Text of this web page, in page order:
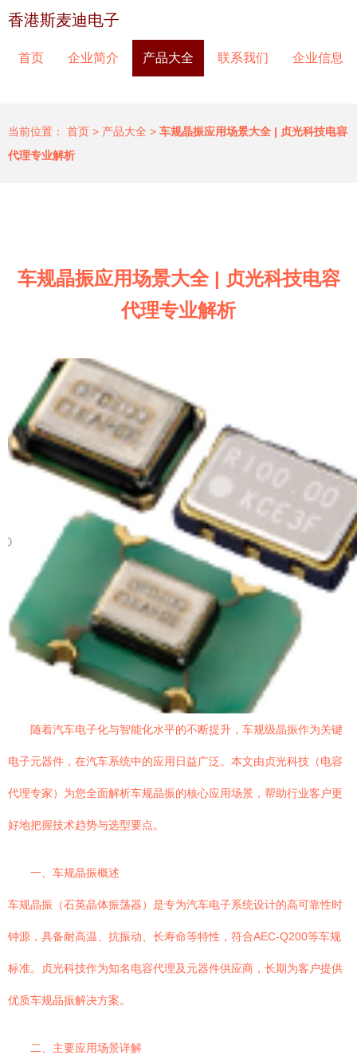
香港斯麦迪电子
首页 企业简介 产品大全 联系我们 企业信息
当前位置： 首页 > 产品大全 > 车规晶振应用场景大全 | 贞光科技电容
代理专业解析
车规晶振应用场景大全 | 贞光科技电容
代理专业解析
随着汽车电子化与智能化水平的不断提升，车规级晶振作为关键
电子元器件，在汽车系统中的应用日益广泛。本文由贞光科技（电容
代理专家）为您全面解析车规晶振的核心应用场景，帮助行业客户更
好地把握技术趋势与选型要点。
一、车规晶振概述
车规晶振（石英晶体振荡器）是专为汽车电子系统设计的高可靠性时
钟源，具备耐高温、抗振动、长寿命等特性，符合AEC-Q200等车规
标准。贞光科技作为知名电容代理及元器件供应商，长期为客户提供
优质车规晶振解决方案。
二、主要应用场景详解